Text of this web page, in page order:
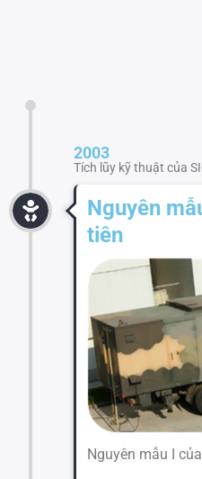
2003
Tích lũy kỹ thuật của
Nguyên
tiên
Nguyên mẫu I